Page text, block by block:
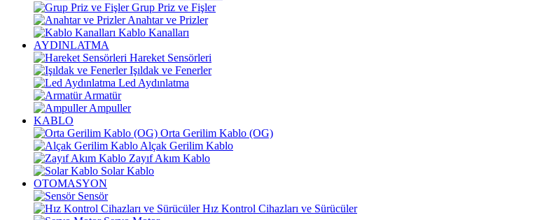
Grup Priz ve Fişler
Anahtar ve Prizler
Kablo Kanalları
AYDINLATMA
Hareket Sensörleri
Işıldak ve Fenerler
Led Aydınlatma
Armatür
Ampuller
KABLO
Orta Gerilim Kablo (OG)
Alçak Gerilim Kablo
Zayıf Akım Kablo
Solar Kablo
OTOMASYON
Sensör
Hız Kontrol Cihazları ve Sürücüler